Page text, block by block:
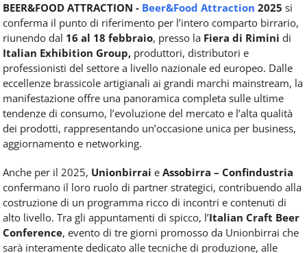
BEER&FOOD ATTRACTION - Beer&Food Attraction 2025 si
conferma il punto di riferimento per l’intero comparto birrario,
riunendo dal 16 al 18 febbraio, presso la Fiera di Rimini di
Italian Exhibition Group, produttori, distributori e
professionisti del settore a livello nazionale ed europeo. Dalle
eccellenze brassicole artigianali ai grandi marchi mainstream, la
manifestazione offre una panoramica completa sulle ultime
tendenze di consumo, l’evoluzione del mercato e l’alta qualità
dei prodotti, rappresentando un’occasione unica per business,
aggiornamento e networking.
Anche per il 2025, Unionbirrai e Assobirra – Confindustria
confermano il loro ruolo di partner strategici, contribuendo alla
costruzione di un programma ricco di incontri e contenuti di
alto livello. Tra gli appuntamenti di spicco, l’Italian Craft Beer
Conference, evento di tre giorni promosso da Unionbirrai che
sarà interamente dedicato alle tecniche di produzione, alle